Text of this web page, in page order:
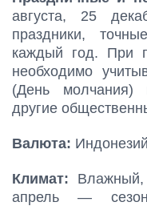
августа, 25
праздники,
каждый год. При
необходимо
(День молчания)
другие
Валюта:
Климат:
апрель — сезон